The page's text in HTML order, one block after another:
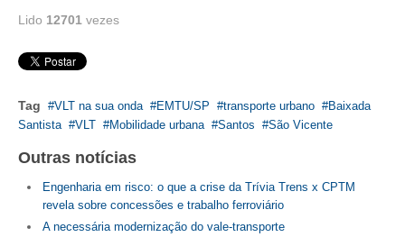
SEESPPREV
CONSÓRCIOS
CAMPANHAS SALARIAIS
COMUNICAÇÃO
Lido 12701 vezes
Tag VLT na sua onda EMTU/SP transporte urbano
Baixada
Santista
VLT Mobilidade urbana Santos São Vicente
Outras notícias
Engenharia em risco: o que a crise da Trívia Trens x CPTM
revela sobre concessões e trabalho ferroviário
A necessária modernização do vale-transporte